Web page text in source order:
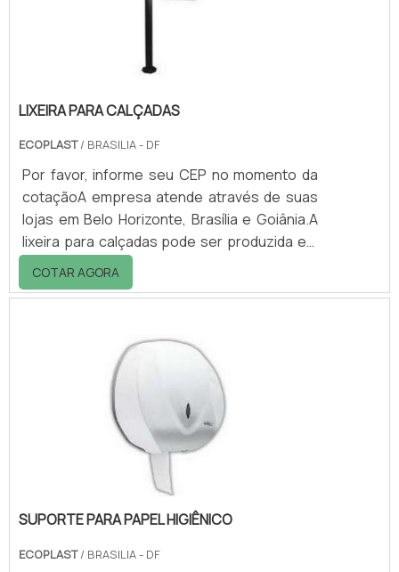
esferas de óxido de zircônio podem ser
LIXEIRA PARA CALÇADAS
ECOPLAST/ BRASILIA - DF
Por favor, informe seu CEP no momento da
cotaçãoA empresa atende através de suas
lojas em Belo Horizonte, Brasília e Goiânia.A
lixeira para calçadas pode ser produzida em
materias e capacidades variados, de modo a
atender as mais diversas necessidades.Ao
incômodos as pessoas que transitam pelo
local.Vantagens de contar com a lixeira: -
Organização; - Praticidade; - Comodidade; -
Versatilidade; - Entre diversa.
COTAR AGORA
SUPORTE PARA PAPEL HIGIÊNICO
ECOPLAST/ BRASILIA - DF